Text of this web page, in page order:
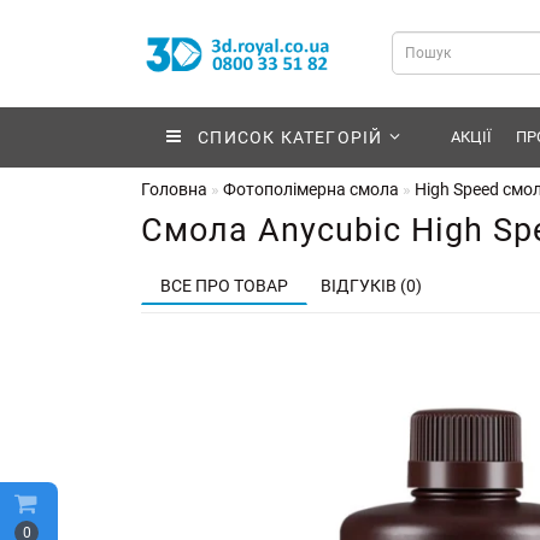
0
СПИСОК КАТЕГОРІЙ АКЦІЇ
Головна Фотополімерна смола High Speed
Смола Anycubic High
ВСЕ ПРО ТОВАР ВІДГУКІВ (0)